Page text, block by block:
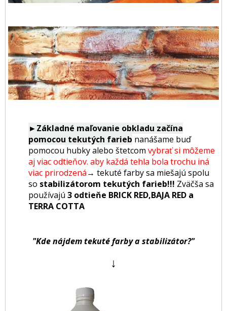
►Základné maľovanie obkladu začína
pomocou tekutých farieb nanášame buď
pomocou hubky alebo štetcom vybrať si môžeme
aj viac odtieňov. aby každá tehla bola trochu iná
viac prirodzená→ tekuté farby sa miešajú spolu
so stabilizátorom tekutých farieb!!! Zväčša sa
používajú 3 odtieňe BRICK RED,BAJA RED a
TERRA COTTA
"Kde nájdem tekuté farby a stabilizátor?"
↓